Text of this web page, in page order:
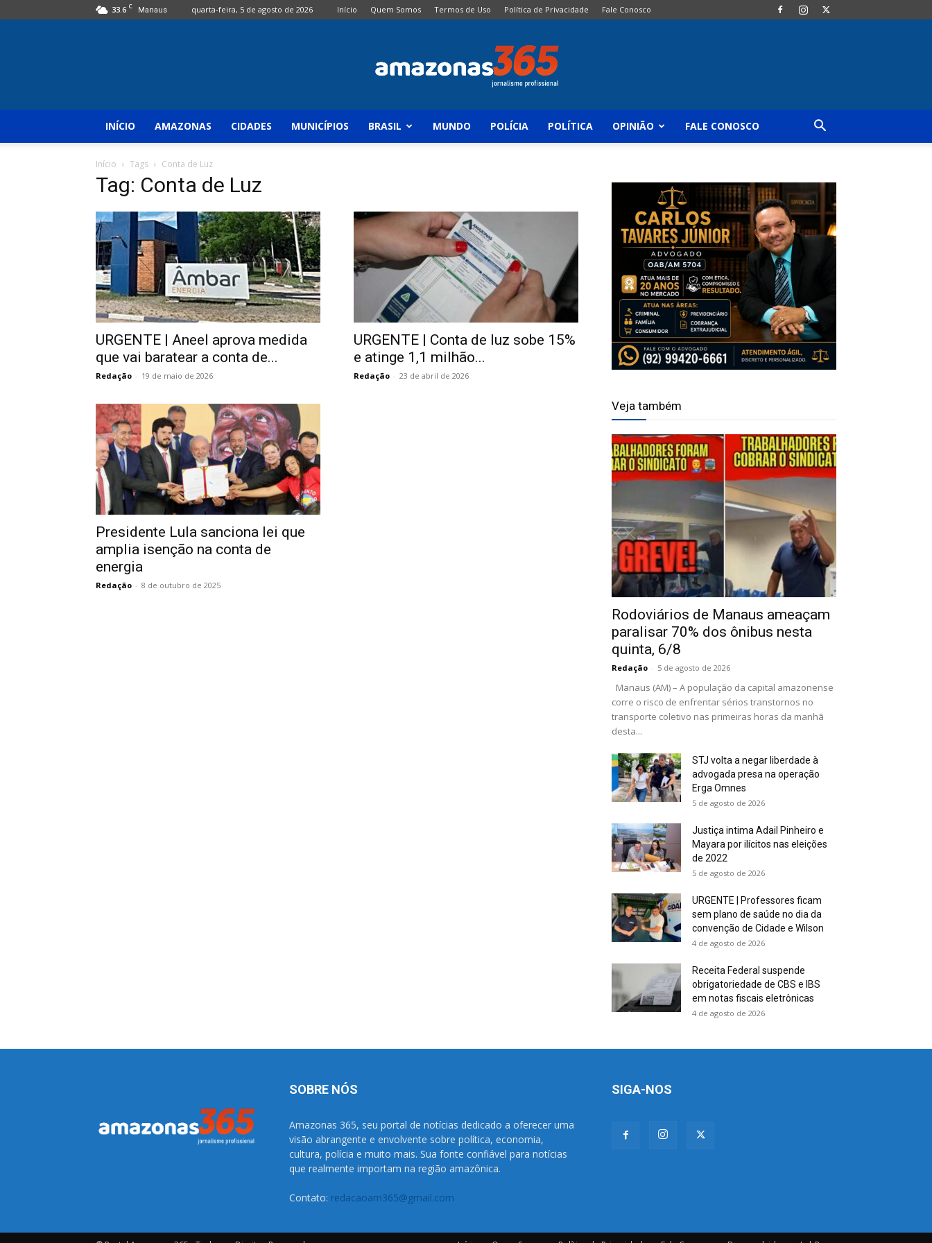
33.6 C Manaus quarta-feira, 5 de agosto de 2026 Início Quem Somos Termos de Uso Política de Privacidade Fale Conosco
365
INÍCIO AMAZONAS CIDADES MUNICÍPIOS BRASIL MUNDO POLÍCIA POLÍTICA OPINIÃO FALE CONOSCO
Início Tags Conta de Luz
Tag: Conta de Luz
URGENTE | Aneel aprova medida
que vai baratear a conta de...
Redação - 19 de maio de 2026
URGENTE | Conta de luz sobe 15%
e atinge 1,1 milhão...
Redação - 23 de abril de 2026
Presidente Lula sanciona lei que
amplia isenção na conta de
energia
Redação - 8 de outubro de 2025
Veja também
Rodoviários de Manaus ameaçam
paralisar 70% dos ônibus nesta
quinta, 6/8
Redação - 5 de agosto de 2026
Manaus (AM) – A população da capital amazonense
corre o risco de enfrentar sérios transtornos no
transporte coletivo nas primeiras horas da manhã
desta...
STJ volta a negar liberdade à
advogada presa na operação
Erga Omnes
5 de agosto de 2026
Justiça intima Adail Pinheiro e
Mayara por ilícitos nas eleições
de 2022
5 de agosto de 2026
URGENTE | Professores ficam
sem plano de saúde no dia da
convenção de Cidade e Wilson
4 de agosto de 2026
Receita Federal suspende
obrigatoriedade de CBS e IBS
em notas fiscais eletrônicas
4 de agosto de 2026
SOBRE NÓS
Amazonas 365, seu portal de notícias dedicado a oferecer uma
visão abrangente e envolvente sobre política, economia,
cultura, polícia e muito mais. Sua fonte confiável para notícias
que realmente importam na região amazônica.
Contato: redacaoam365@gmail.com
SIGA-NOS